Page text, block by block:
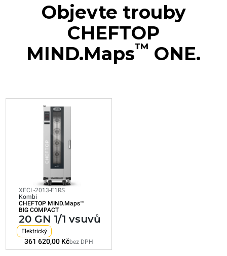
Objevte trouby
CHEFTOP
MIND.Maps™ ONE.
XECL-2013-E1RS
CHEFTOP MIND.Maps™
20 GN 1/1 vsuvů
Spotřeba v kWh: 179,9 kWh/den
Emise CO2: 0 kg CO2/den
361 620,00 Kčbez DPH
XECL-2013-E1RS
Kombi
CHEFTOP MIND.Maps™
BIG COMPACT
20 GN 1/1 vsuvů
Elektrický
361 620,00 Kčbez DPH